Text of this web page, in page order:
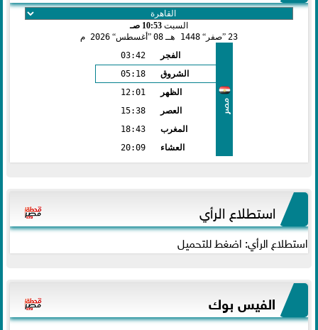
السبت 10:53 صـ
23
صفر 1448 هـ 08 أغسطس 2026 م
مصر
الفجر
03:42
الشروق
05:18
الظهر
12:01
العصر
15:38
المغرب
18:43
العشاء
20:09
استطلاع الرأي
استطلاع الرأي: اضغط للتحميل
الفيس بوك